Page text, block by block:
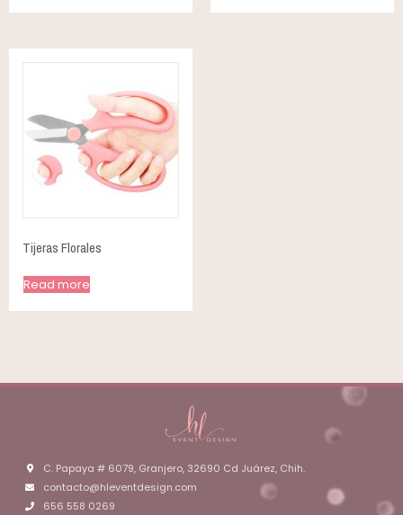
Tijeras Florales
Read more
C. Papaya # 6079, Granjero, 32690 Cd Juárez, Chih.
contacto@hleventdesign.com
656 558 0269